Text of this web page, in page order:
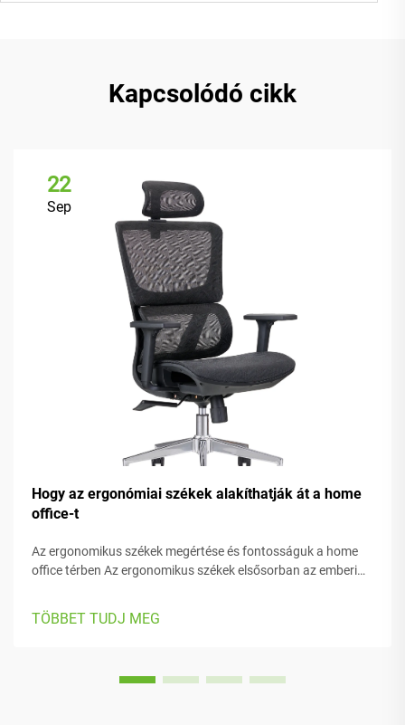
Kapcsolódó cikk
22
Sep
Hogy az ergonómiai székek alakíthatják át a home
office-t
Az ergonomikus székek megértése és fontosságuk a home
office térben Az ergonomikus székek elsősorban az emberi
állítható komponenssel, amelyek különböző testfelépítéshez
és preferenciákhoz is igazodnak. A legtöbb modell
TÖBBET TUDJ MEG